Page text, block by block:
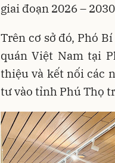
giai đoạn 2026 –
Trên cơ sở đó, Phó
quán Việt Nam tại
thiệu và kết nối các
tư vào tỉnh Phú Thọ